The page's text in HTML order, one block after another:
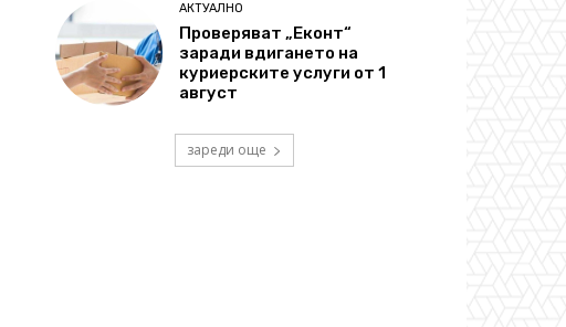
АКТУАЛНО
Проверяват „Еконт“
заради вдигането на
куриерските услуги от 1
август
зареди още